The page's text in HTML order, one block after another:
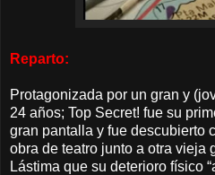
Reparto:
Protagonizada por un gran y
24 años; Top Secret! fue su
gran pantalla y fue descubierto
obra de teatro junto a otra vieja
Lástima que su deterioro físico